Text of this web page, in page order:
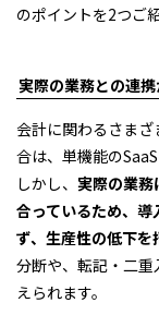
のポイントを2つご
実際の業務との連
会計に関わるさま
合は、単機能の
しかし、 実際の業務
合っているため、
ず、生産性の低下
分断や、転記・二
えられます。